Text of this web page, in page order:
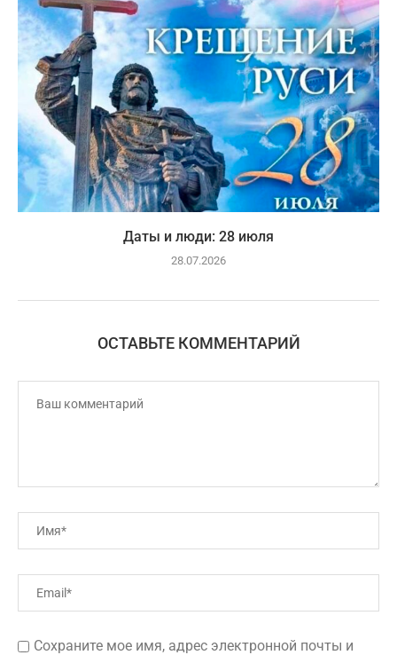
Даты и люди: 28 июля
28.07.2026
ОСТАВЬТЕ КОММЕНТАРИЙ
Сохраните мое имя, адрес электронной почты и